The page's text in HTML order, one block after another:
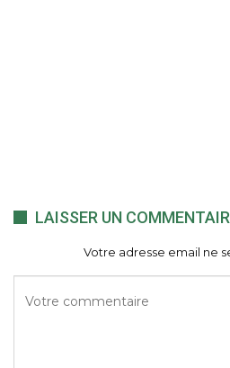
LAISSER UN
Votre adresse email ne